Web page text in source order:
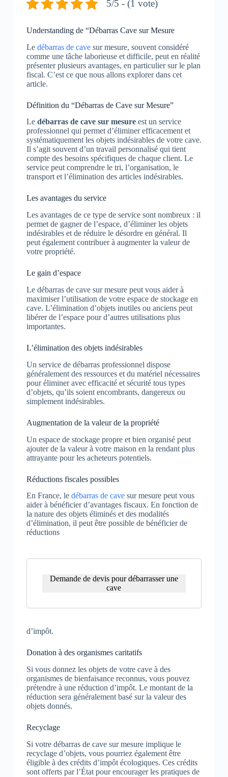
5/5 - (1 vote)
Understanding de “Débarras Cave sur Mesure
Le débarras de cavesur mesure, souvent considéré
comme une tâche laborieuse et difficile, peut en réalité
présenter plusieurs avantages, en particulier sur le plan
fiscal. C’est ce que nous allons explorer dans cet
article.
Définition du “Débarras de Cave sur Mesure”
Le débarras de cave sur mesureest un service
professionnel qui permet d’éliminer efficacement et
systématiquement les objets indésirables de votre cave.
Il s’agit souvent d’un travail personnalisé qui tient
compte des besoins spécifiques de chaque client. Le
service peut comprendre le tri, l’organisation, le
transport et l’élimination des articles indésirables.
Les avantages du service
Les avantages de ce type de service sont nombreux : il
permet de gagner de l’espace, d’éliminer les objets
indésirables et de réduire le désordre en général. Il
peut également contribuer à augmenter la valeur de
votre propriété.
Le gain d’espace
Le débarras de cave sur mesure peut vous aider à
maximiser l’utilisation de votre espace de stockage en
cave. L’élimination d’objets inutiles ou anciens peut
libérer de l’espace pour d’autres utilisations plus
importantes.
L’élimination des objets indésirables
Un service de débarras professionnel dispose
généralement des ressources et du matériel nécessaires
pour éliminer avec efficacité et sécurité tous types
d’objets, qu’ils soient encombrants, dangereux ou
simplement indésirables.
Augmentation de la valeur de la propriété
Un espace de stockage propre et bien organisé peut
ajouter de la valeur à votre maison en la rendant plus
attrayante pour les acheteurs potentiels.
Réductions fiscales possibles
En France, le débarras de cavesur mesure peut vous
aider à bénéficier d’avantages fiscaux. En fonction de
la nature des objets éliminés et des modalités
d’élimination, il peut être possible de bénéficier de
réductions
Demande de devis pour débarrasser une
cave
d’impôt.
Donation à des organismes caritatifs
Si vous donnez les objets de votre cave à des
organismes de bienfaisance reconnus, vous pouvez
prétendre à une réduction d’impôt. Le montant de la
réduction sera généralement basé sur la valeur des
objets donnés.
Recyclage
Si votre débarras de cave sur mesure implique le
recyclage d’objets, vous pourriez également être
éligible à des crédits d’impôt écologiques. Ces crédits
sont offerts par l’État pour encourager les pratiques de